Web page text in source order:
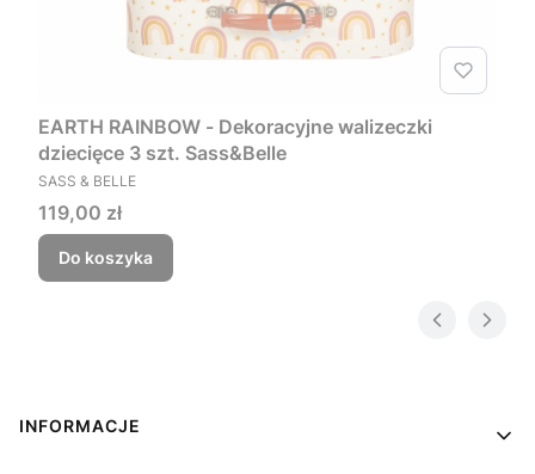
EARTH RAINBOW - Dekoracyjne walizeczki
dziecięce 3 szt. Sass&Belle
PRODUCENT
SASS & BELLE
Cena
119,00 zł
Do koszyka
Linki w stopce
INFORMACJE